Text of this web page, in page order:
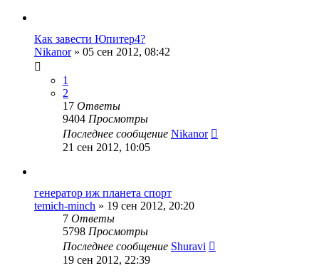
Как завести Юпитер4?
Nikanor» 05 сен 2012, 08:42
1
2
17 Ответы
9404 Просмотры
Последнее сообщение Nikanor
21 сен 2012, 10:05
генератор иж планета спорт
temich-minch » 19 сен 2012, 20:20
7 Ответы
5798 Просмотры
Последнее сообщение Shuravi
19 сен 2012, 22:39